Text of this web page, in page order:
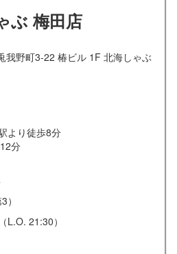
ぶ 梅田店
我野町3-22 椿ビル 1F 北海しゃぶ
より徒歩8分
分
L.O. 21:30）